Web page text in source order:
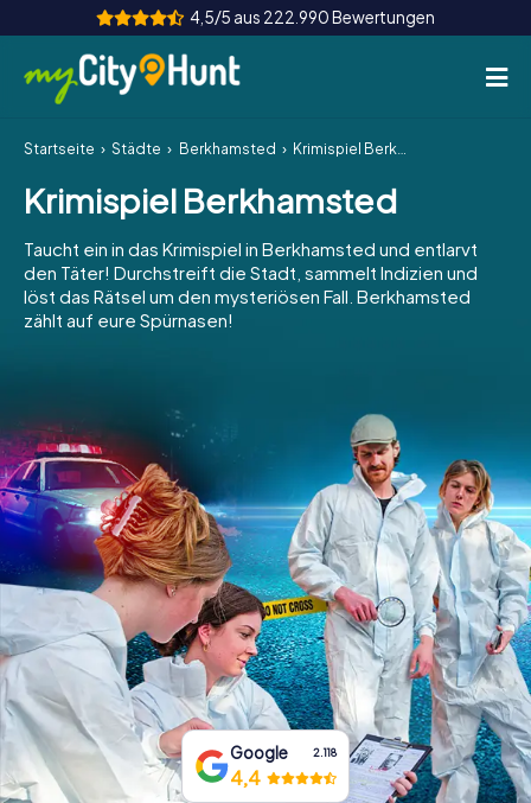
4,5/5 aus 222.990 Bewertungen
So funktioniert's
Städte
Touren
Teamevent
INT AT
ES
IE
IT
NL
Tickets buchen
Gutscheine bestellen
Startseite Städte Berkhamsted Krimispiel Berkhamsted
Krimispiel Berkhamsted
Taucht ein in das Krimispiel in Berkhamsted und entlarvt
den Täter! Durchstreift die Stadt, sammelt Indizien und
löst das Rätsel um den mysteriösen Fall. Berkhamsted
zählt auf eure Spürnasen!
Google 2.118
4,4